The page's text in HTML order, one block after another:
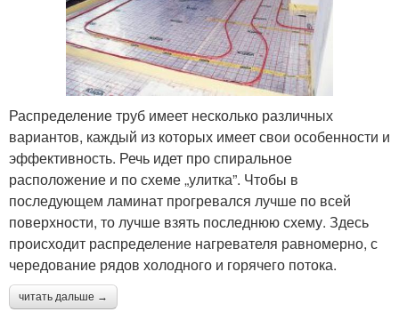
Распределение труб имеет несколько различных
вариантов, каждый из которых имеет свои особенности и
эффективность. Речь идет про спиральное
расположение и по схеме „улитка”. Чтобы в
последующем ламинат прогревался лучше по всей
поверхности, то лучше взять последнюю схему. Здесь
происходит распределение нагревателя равномерно, с
чередование рядов холодного и горячего потока.
читать дальше →